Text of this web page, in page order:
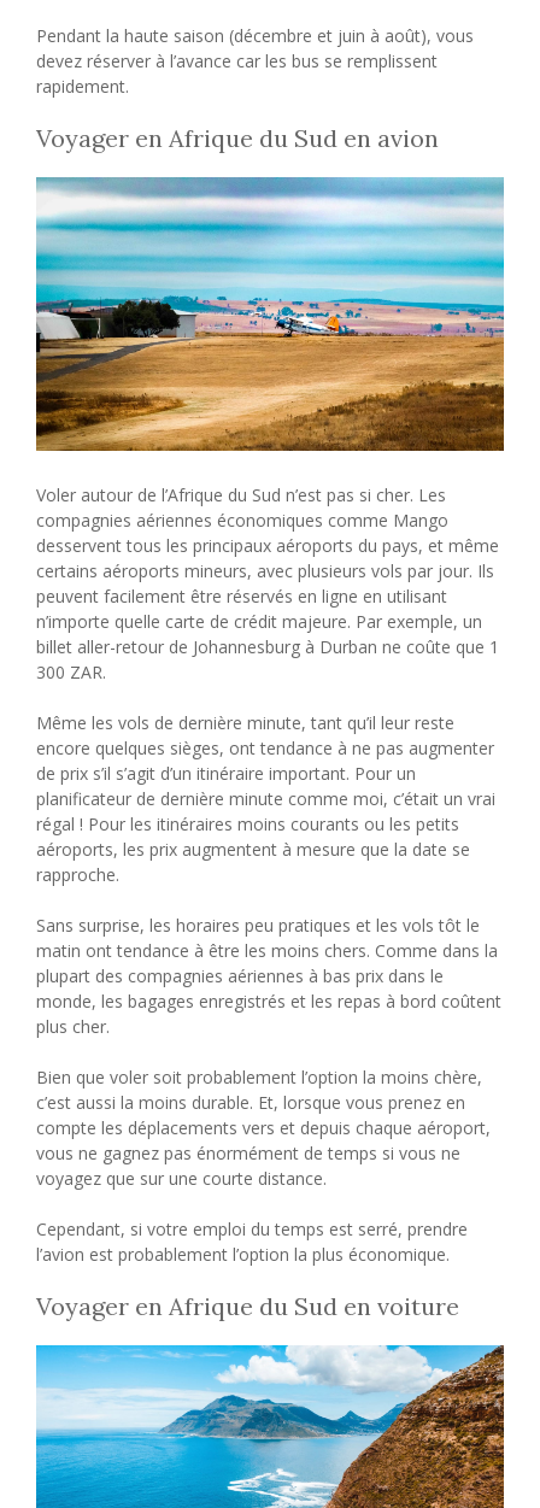
Pendant la haute saison (décembre et juin à août), vous
devez réserver à l’avance car les bus se remplissent
rapidement.
Voyager en Afrique du Sud en avion
Voler autour de l’Afrique du Sud n’est pas si cher. Les
compagnies aériennes économiques comme Mango
desservent tous les principaux aéroports du pays, et même
certains aéroports mineurs, avec plusieurs vols par jour. Ils
peuvent facilement être réservés en ligne en utilisant
n’importe quelle carte de crédit majeure. Par exemple, un
billet aller-retour de Johannesburg à Durban ne coûte que 1
300 ZAR.
Même les vols de dernière minute, tant qu’il leur reste
encore quelques sièges, ont tendance à ne pas augmenter
de prix s’il s’agit d’un itinéraire important. Pour un
planificateur de dernière minute comme moi, c’était un vrai
régal ! Pour les itinéraires moins courants ou les petits
aéroports, les prix augmentent à mesure que la date se
rapproche.
Sans surprise, les horaires peu pratiques et les vols tôt le
matin ont tendance à être les moins chers. Comme dans la
plupart des compagnies aériennes à bas prix dans le
monde, les bagages enregistrés et les repas à bord coûtent
plus cher.
Bien que voler soit probablement l’option la moins chère,
c’est aussi la moins durable. Et, lorsque vous prenez en
compte les déplacements vers et depuis chaque aéroport,
vous ne gagnez pas énormément de temps si vous ne
voyagez que sur une courte distance.
Cependant, si votre emploi du temps est serré, prendre
l’avion est probablement l’option la plus économique.
Voyager en Afrique du Sud en voiture